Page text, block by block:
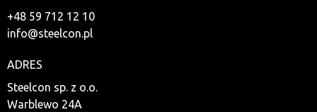
+48 59 712 12 10
info@steelcon.pl
ADRES
Steelcon sp. z o.o.
Warblewo 24A